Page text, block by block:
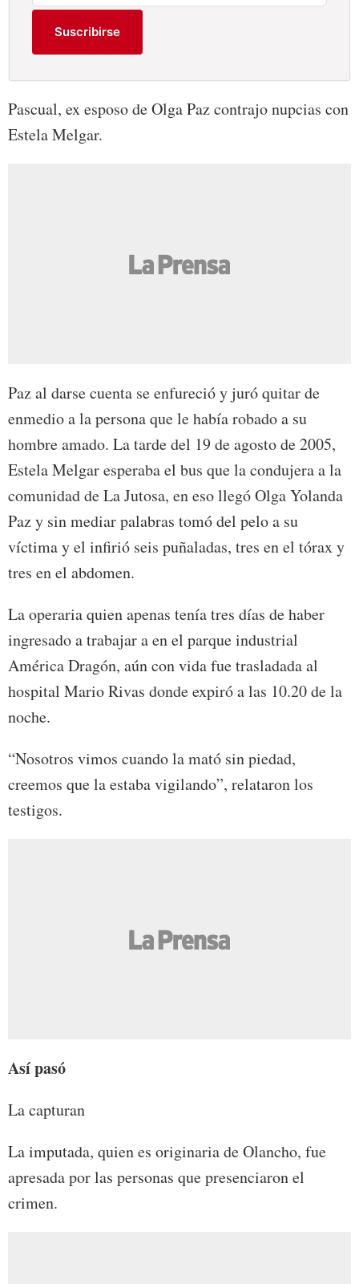
Suscribirse
Pascual, ex esposo de Olga Paz contrajo nupcias con
Estela Melgar.
Paz al darse cuenta se enfureció y juró quitar de
enmedio a la persona que le había robado a su
hombre amado. La tarde del 19 de agosto de 2005,
Estela Melgar esperaba el bus que la condujera a la
comunidad de La Jutosa, en eso llegó Olga Yolanda
Paz y sin mediar palabras tomó del pelo a su
víctima y el infirió seis puñaladas, tres en el tórax y
tres en el abdomen.
La operaria quien apenas tenía tres días de haber
ingresado a trabajar a en el parque industrial
América Dragón, aún con vida fue trasladada al
hospital Mario Rivas donde expiró a las 10.20 de la
noche.
“Nosotros vimos cuando la mató sin piedad,
creemos que la estaba vigilando”, relataron los
testigos.
Así pasó
La capturan
La imputada, quien es originaria de Olancho, fue
apresada por las personas que presenciaron el
crimen.